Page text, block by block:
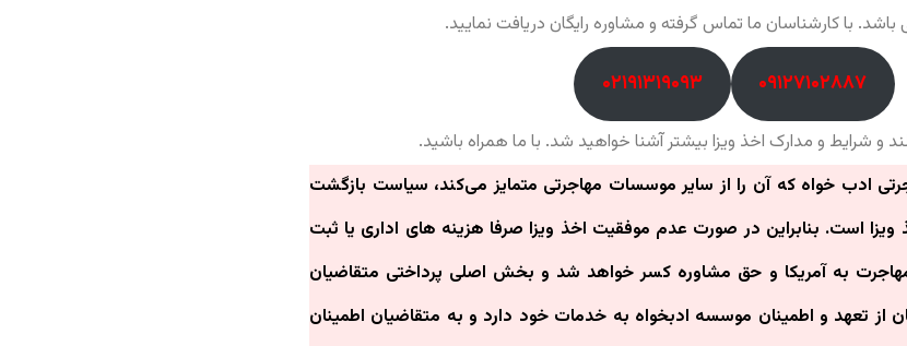
با کارشناسان ما تماس گرفته و مشاوره رایگان دریافت نمایید.
۰۹۱۲۷۱۰۲۸۸۷ ۰۲۱۹۱۳۱۹۰۹۳
و شرایط و مدارک اخذ ویزا بیشتر آشنا خواهید شد. با ما همراه باشید.
ادب خواه که آن را از سایر موسسات مهاجرتی متمایز می‌کند، سیاست بازگشت
است. بنابراین در صورت عدم موفقیت اخذ ویزا صرفا هزینه های اداری یا ثبت
به آمریکا و حق مشاوره کسر خواهد شد و بخش اصلی پرداختی متقاضیان
تعهد و اطمینان موسسه ادبخواه به خدمات خود دارد و به متقاضیان اطمینان